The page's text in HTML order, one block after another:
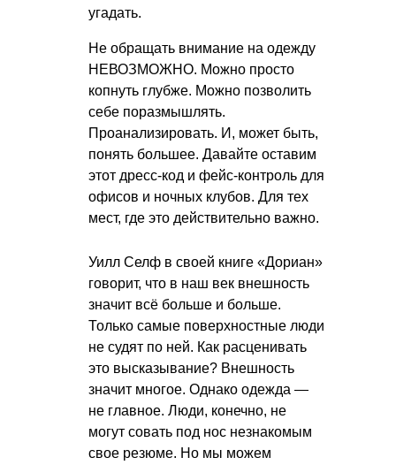
угадать.
Не обращать внимание на одежду
НЕВОЗМОЖНО. Можно просто
копнуть глубже. Можно позволить
себе поразмышлять.
Проанализировать. И, может быть,
понять большее. Давайте оставим
этот дресс-код и фейс-контроль для
офисов и ночных клубов. Для тех
мест, где это действительно важно.
Уилл Селф в своей книге «Дориан»
говорит, что в наш век внешность
значит всё больше и больше.
Только самые поверхностные люди
не судят по ней. Как расценивать
это высказывание? Внешность
значит многое. Однако одежда —
не главное. Люди, конечно, не
могут совать под нос незнакомым
свое резюме. Но мы можем